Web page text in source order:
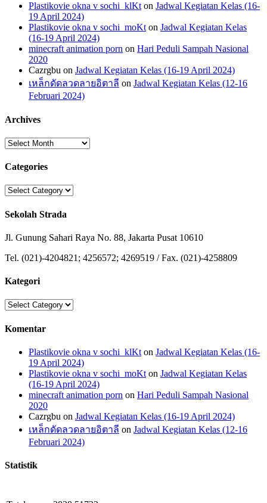
Plastikovie okna v sochi_klKt on Jadwal Kegiatan Kelas (16-
19 April 2024)
Plastikovie okna v sochi_moKt on Jadwal Kegiatan Kelas
(16-19 April 2024)
minecraft animation porn on Hari Peduli Sampah Nasional
2020
Cazrgbu on Jadwal Kegiatan Kelas (16-19 April 2024)
เหล็กดัดลวดลายอิตาลี on Jadwal Kegiatan Kelas (12-16
Februari 2024)
Archives
Archives
Categories
Categories
Sekolah Strada
Jl. Gunung Sahari Raya No. 88, Jakarta Pusat 10610
Tel. (021)-4204821; 4256572; 4269519 / Fax. (021)-4258809
Kategori
Kategori
Komentar
Plastikovie okna v sochi_klKt on Jadwal Kegiatan Kelas (16-
19 April 2024)
Plastikovie okna v sochi_moKt on Jadwal Kegiatan Kelas
(16-19 April 2024)
minecraft animation porn on Hari Peduli Sampah Nasional
2020
Cazrgbu on Jadwal Kegiatan Kelas (16-19 April 2024)
เหล็กดัดลวดลายอิตาลี on Jadwal Kegiatan Kelas (12-16
Februari 2024)
Statistik